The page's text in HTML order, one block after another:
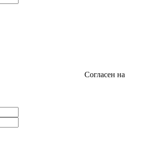
Согласен на